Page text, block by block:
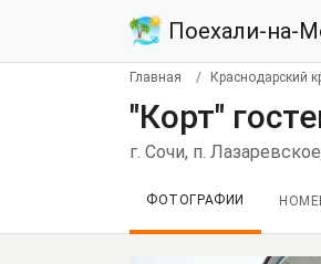
Поехали-на-
Главная Краснодарский
"Корт"
г. Сочи, п.
ФОТОГРАФИИ